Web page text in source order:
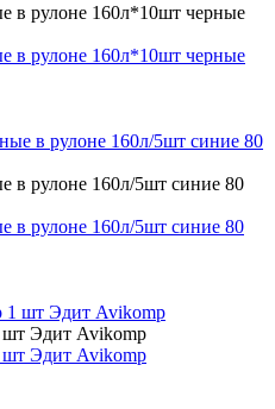
в рулоне 160л*10шт черные
в рулоне 160л*10шт черные
в рулоне 160л/5шт синие 80
в рулоне 160л/5шт синие 80
шт Эдит Avikomp
шт Эдит Avikomp